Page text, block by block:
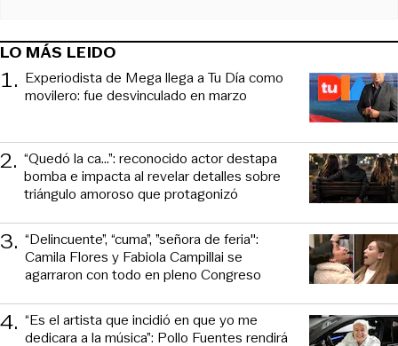
LO MÁS LEIDO
1. Experiodista de Mega llega a Tu Día como
movilero: fue desvinculado en marzo
2. “Quedó la ca...”: reconocido actor destapa
bomba e impacta al revelar detalles sobre
triángulo amoroso que protagonizó
3. “Delincuente”, “cuma”, ”señora de feria":
Camila Flores y Fabiola Campillai se
agarraron con todo en pleno Congreso
4. “Es el artista que incidió en que yo me
dedicara a la música”: Pollo Fuentes rendirá